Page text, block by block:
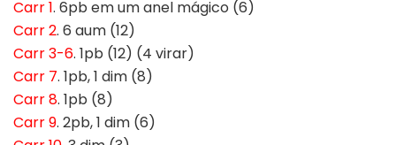
Carr 1. 6pb em um anel mágico (6)
Carr 2. 6 aum (12)
Carr 3-6. 1pb (12) (4 virar)
Carr 7. 1pb, 1 dim (8)
Carr 8. 1pb (8)
Carr 9. 2pb, 1 dim (6)